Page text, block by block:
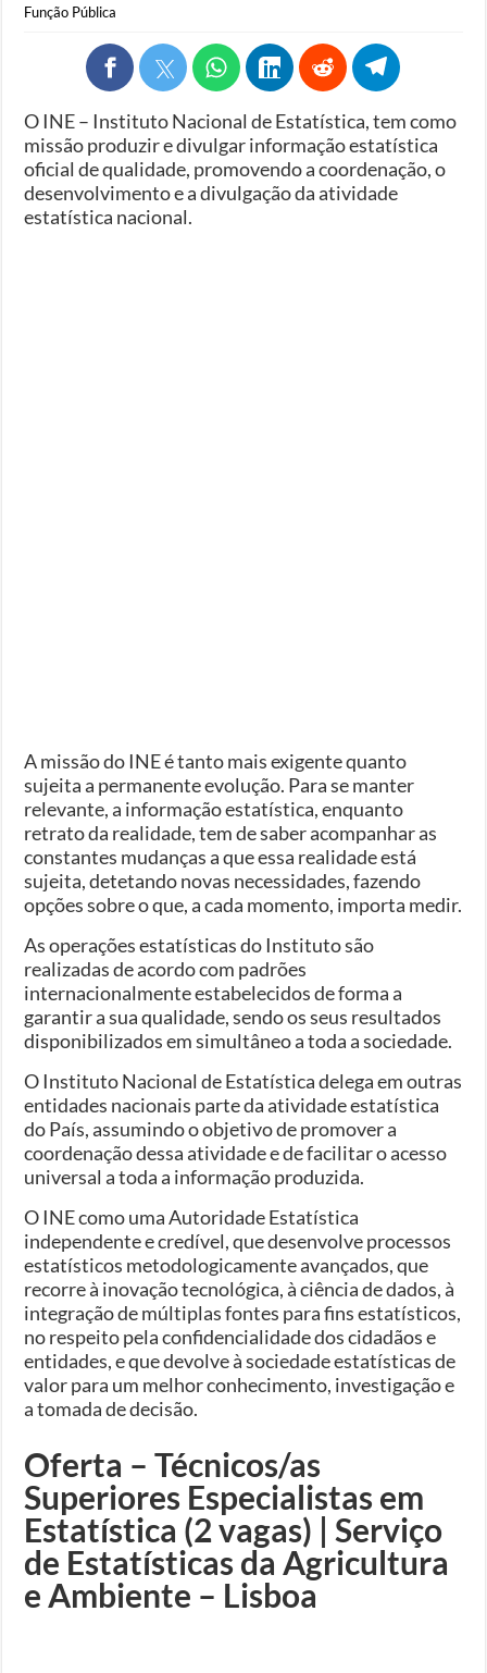
Função Pública
O INE – Instituto Nacional de Estatística, tem como
missão produzir e divulgar informação estatística
oficial de qualidade, promovendo a coordenação, o
desenvolvimento e a divulgação da atividade
estatística nacional.
A missão do INE é tanto mais exigente quanto
sujeita a permanente evolução. Para se manter
relevante, a informação estatística, enquanto
retrato da realidade, tem de saber acompanhar as
constantes mudanças a que essa realidade está
sujeita, detetando novas necessidades, fazendo
opções sobre o que, a cada momento, importa medir.
As operações estatísticas do Instituto são
realizadas de acordo com padrões
internacionalmente estabelecidos de forma a
garantir a sua qualidade, sendo os seus resultados
disponibilizados em simultâneo a toda a sociedade.
O Instituto Nacional de Estatística delega em outras
entidades nacionais parte da atividade estatística
do País, assumindo o objetivo de promover a
coordenação dessa atividade e de facilitar o acesso
universal a toda a informação produzida.
O INE como uma Autoridade Estatística
independente e credível, que desenvolve processos
estatísticos metodologicamente avançados, que
recorre à inovação tecnológica, à ciência de dados, à
integração de múltiplas fontes para fins estatísticos,
no respeito pela confidencialidade dos cidadãos e
entidades, e que devolve à sociedade estatísticas de
valor para um melhor conhecimento, investigação e
a tomada de decisão.
Oferta – Técnicos/as
Superiores Especialistas em
Estatística (2 vagas) | Serviço
de Estatísticas da Agricultura
e Ambiente – Lisboa